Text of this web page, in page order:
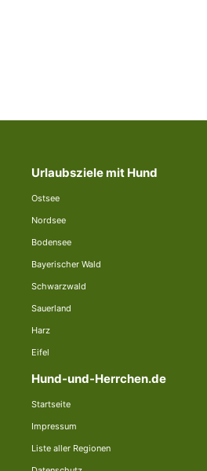
Urlaubsziele mit Hund
Ostsee
Nordsee
Bodensee
Bayerischer Wald
Schwarzwald
Sauerland
Harz
Eifel
Hund-und-Herrchen.de
Startseite
Impressum
Liste aller Regionen